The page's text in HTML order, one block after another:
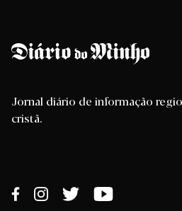
Jornal diário de informação
cristã.